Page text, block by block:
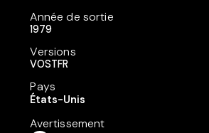
Année de sortie
1979
Versions
VOSTFR
Pays
États-Unis
Avertissement